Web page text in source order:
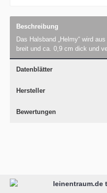
Beschreibung
Das Halsband „Helmy“ wird
breit und ca. 0,9 cm dick und
Datenblätter
Hersteller
Bewertungen